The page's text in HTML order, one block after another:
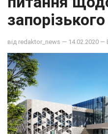
від redaktor_news — 14.02.2020 —